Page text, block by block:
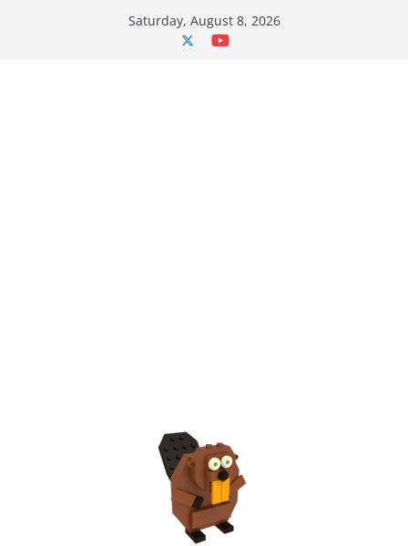
Saturday, August 8, 2026